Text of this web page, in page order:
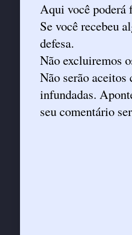
Aqui você poderá
Se você recebeu
defesa.
Não excluiremos
Não serão
infundadas.
seu comentário